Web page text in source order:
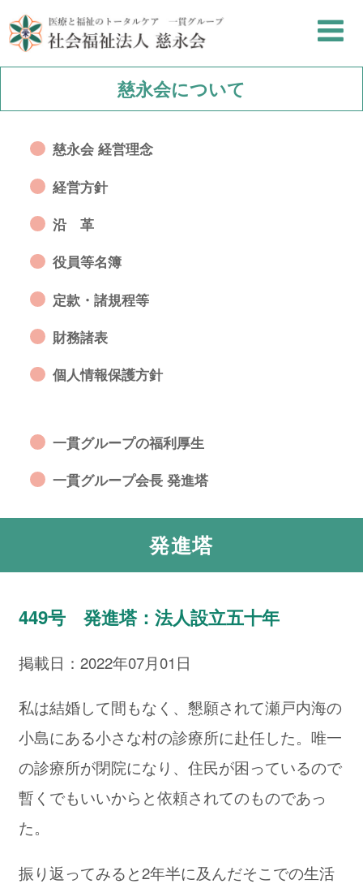
慈永会について
慈永会 経営理念
経営方針
沿 革
役員等名簿
定款・諸規程等
財務諸表
個人情報保護方針
一貫グループの福利厚生
一貫グループ会長 発進塔
発進塔
449号 発進塔：法人設立五十年
掲載日：2022年07月01日
私は結婚して間もなく、懇願されて瀬戸内海の
小島にある小さな村の診療所に赴任した。唯一
の診療所が閉院になり、住民が困っているので
暫くでもいいからと依頼されてのものであっ
た。
振り返ってみると2年半に及んだそこでの生活